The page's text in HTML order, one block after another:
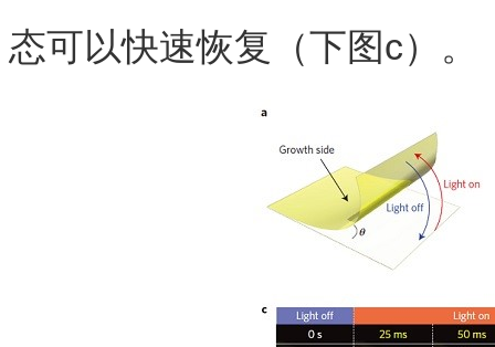
态可以快速恢复（下图c）。